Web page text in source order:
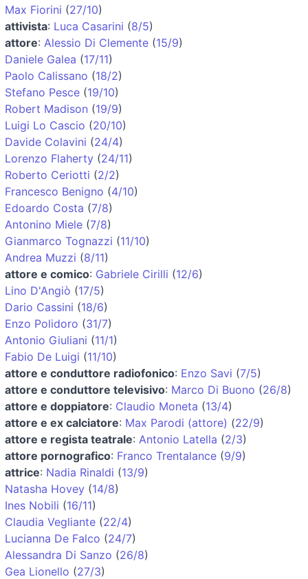
Max Fiorini (27/10)
attivista: Luca Casarini (8/5)
attore: Alessio Di Clemente (15/9)
Daniele Galea (17/11)
Paolo Calissano (18/2)
Stefano Pesce (19/10)
Robert Madison (19/9)
Luigi Lo Cascio (20/10)
Davide Colavini (24/4)
Lorenzo Flaherty (24/11)
Roberto Ceriotti (2/2)
Francesco Benigno (4/10)
Edoardo Costa (7/8)
Antonino Miele (7/8)
Gianmarco Tognazzi (11/10)
Andrea Muzzi (8/11)
attore e comico: Gabriele Cirilli (12/6)
Lino D'Angiò (17/5)
Dario Cassini (18/6)
Enzo Polidoro (31/7)
Antonio Giuliani (11/1)
Fabio De Luigi (11/10)
attore e conduttore radiofonico: Enzo Savi (7/5)
attore e conduttore televisivo: Marco Di Buono (26/8)
attore e doppiatore: Claudio Moneta (13/4)
attore e ex calciatore: Max Parodi (attore) (22/9)
attore e regista teatrale: Antonio Latella (2/3)
attore pornografico: Franco Trentalance (9/9)
attrice: Nadia Rinaldi (13/9)
Natasha Hovey (14/8)
Ines Nobili (16/11)
Claudia Vegliante (22/4)
Lucianna De Falco (24/7)
Alessandra Di Sanzo (26/8)
Gea Lionello (27/3)